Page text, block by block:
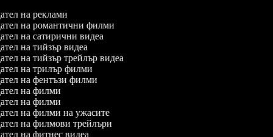
на реклами
на романтични филми
на сатирични видеа
на тийзър видеа
на тийзър трейлър видеа
на трилър филми
на фентъзи филми
на филми
на филми
на филми на ужасите
на филмови трейлъри
на фитнес видеа